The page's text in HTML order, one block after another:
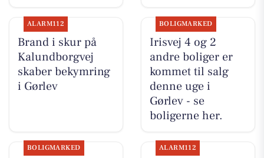
ALARM112
Brand i skur på
Kalundborgvej
skaber bekymring
i Gørlev
BOLIGMARKED
Irisvej 4 og 2
andre boliger er
kommet til salg
denne uge i
Gørlev - se
boligerne her.
BOLIGMARKED ALARM112